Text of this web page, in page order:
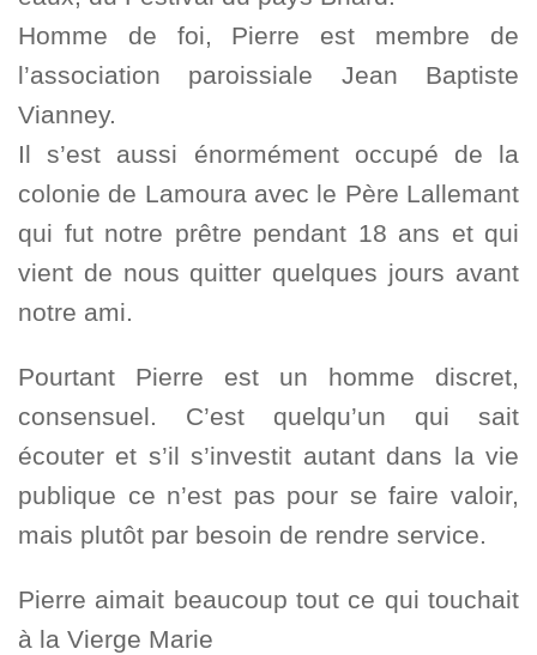
Homme de foi, Pierre est membre de
l’association paroissiale Jean Baptiste
Vianney.
Il s’est aussi énormément occupé de la
colonie de Lamoura avec le Père Lallemant
qui fut notre prêtre pendant 18 ans et qui
vient de nous quitter quelques jours avant
notre ami.
Pourtant Pierre est un homme discret,
consensuel. C’est quelqu’un qui sait
écouter et s’il s’investit autant dans la vie
publique ce n’est pas pour se faire valoir,
mais plutôt par besoin de rendre service.
Pierre aimait beaucoup tout ce qui touchait
à la Vierge Marie